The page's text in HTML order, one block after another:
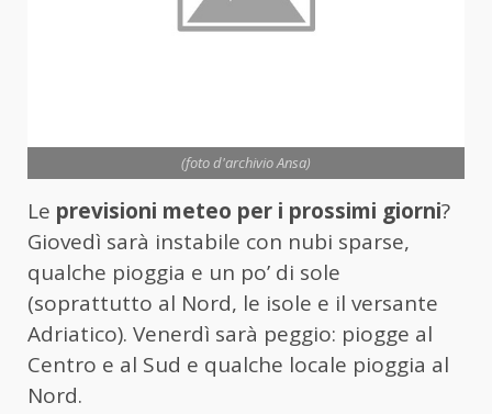
(foto d'archivio Ansa)
Le previsioni meteo per i prossimi giorni?
Giovedì sarà instabile con nubi sparse,
qualche pioggia e un po’ di sole
(soprattutto al Nord, le isole e il versante
Adriatico). Venerdì sarà peggio: piogge al
Centro e al Sud e qualche locale pioggia al
Nord.